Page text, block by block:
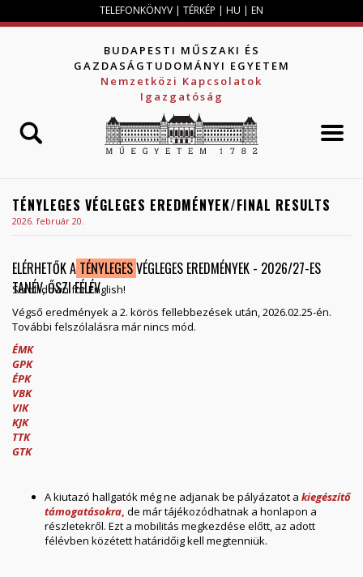
Jump to navigation
TELEFONKÖNYV | TÉRKÉP | HU | EN
BUDAPESTI MŰSZAKI ÉS
GAZDASÁGTUDOMÁNYI EGYETEM
Nemzetközi Kapcsolatok
Igazgatóság
TÉNYLEGES VÉGLEGES EREDMÉNYEK/FINAL RESULTS
2026. február 20.
ELÉRHETŐK A TÉNYLEGESVÉGLEGES EREDMÉNYEK - 2026/27-ES
TANÉV, ŐSZI FÉLÉV
Scroll down for English!
Végső eredmények a 2. körös fellebbezések után, 2026.02.25-én.
További felszólalásra már nincs mód.
ÉMK
GPK
ÉPK
VBK
VIK
KJK
TTK
GTK
A kiutazó hallgatók még ne adjanak be pályázatot a kiegészítő
támogatásokra de már tájékozódhatnak a honlapon a
részletekről. Ezt a mobilitás megkezdése előtt, az adott
félévben közétett határidőig kell megtenniük.